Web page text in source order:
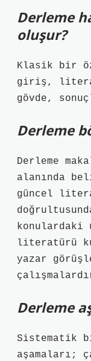
Derleme
oluşur?
Klasik bir
giriş,
gövde,
Derleme
Derleme
alanında
güncel
konulardaki
literatürü
yazar
Derleme
Sistematik
aşamaları;